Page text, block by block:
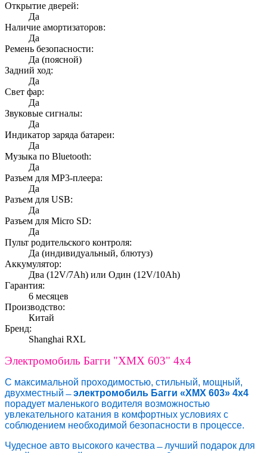
Открытие дверей:
Да
Наличие амортизаторов:
Да
Ремень безопасности:
Да (поясной)
Задний ход:
Да
Свет фар:
Да
Звуковые сигналы:
Да
Индикатор заряда батареи:
Да
Музыка по Bluetooth:
Да
Разъем для MP3-плеера:
Да
Разъем для USB:
Да
Разъем для Micro SD:
Да
Пульт родительского контроля:
Да (индивидуальный, блютуз)
Аккумулятор:
Два (12V/7Ah) или Один (12V/10Ah)
Гарантия:
6 месяцев
Производство:
Китай
Бренд:
Shanghai RXL
Электромобиль Багги "XMX 603" 4x4
С максимальной проходимостью, стильный, мощный,
двухместный ̶электромобиль Багги «XMX 603» 4x4
порадует маленького водителя возможностью
увлекательного катания в комфортных условиях с
соблюдением необходимой безопасности в процессе.
Чудесное авто высокого качества ̶ лучший подарок для